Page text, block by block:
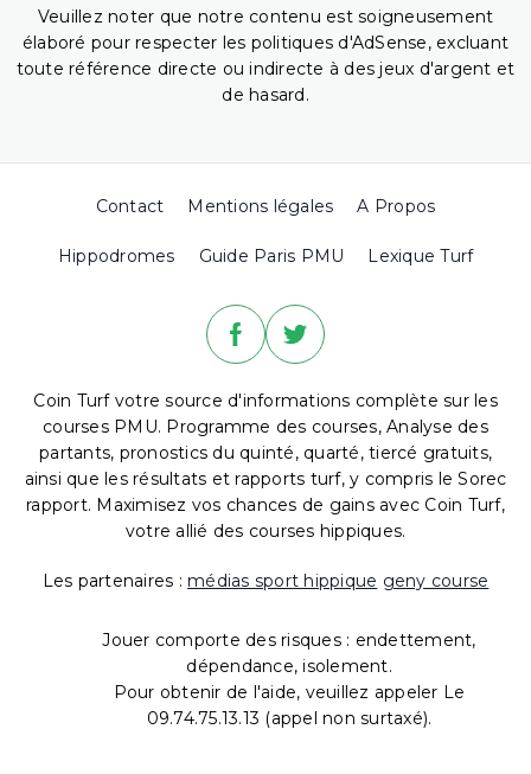
Veuillez noter que notre contenu est soigneusement
élaboré pour respecter les politiques d'AdSense, excluant
toute référence directe ou indirecte à des jeux d'argent et
de hasard.
Contact Mentions légales A Propos
Hippodromes Guide Paris PMU Lexique Turf
Coin Turf votre source d'informations complète sur les
courses PMU. Programme des courses, Analyse des
partants, pronostics du quinté, quarté, tiercé gratuits,
ainsi que les résultats et rapports turf, y compris le Sorec
rapport. Maximisez vos chances de gains avec Coin Turf,
votre allié des courses hippiques.
Les partenaires : médias sport hippique geny course
Jouer comporte des risques : endettement,
dépendance, isolement.
Pour obtenir de l'aide, veuillez appeler Le
09.74.75.13.13 (appel non surtaxé).